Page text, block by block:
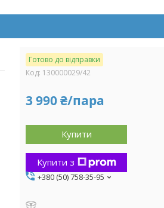
Готово до відправки
Код: 130000029/42
3 990 ₴/пара
Купити
Купити з
+380 (50) 758-35-95